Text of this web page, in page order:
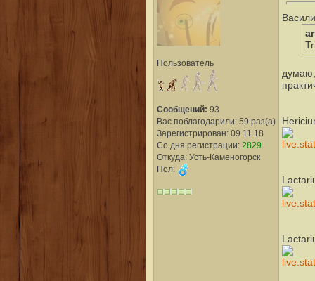
Пользователь
Сообщений: 93
Вас поблагодарили: 59 раз(а)
Зарегистрирован: 09.11.18
Со дня регистрации: 2829
Откуда: Усть-Каменогорск
Пол:
думаю,